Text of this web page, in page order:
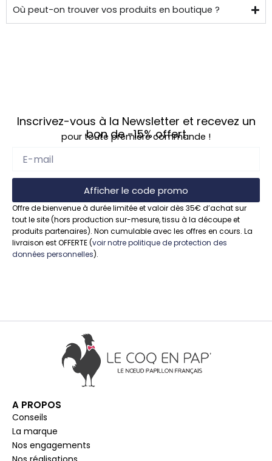
Où peut-on trouver vos produits en boutique ?
Inscrivez-vous à la Newsletter et recevez un
bon de -15% offert
pour toute première commande !
Afficher le code promo
Offre de bienvenue à durée limitée et valoir dès 35€ d’achat sur
tout le site (hors production sur-mesure, tissu à la découpe et
produits partenaires). Non cumulable avec les offres en cours. La
livraison est OFFERTE (voir notre politique de protection des
données personnelles).
A PROPOS
Conseils
La marque
Nos engagements